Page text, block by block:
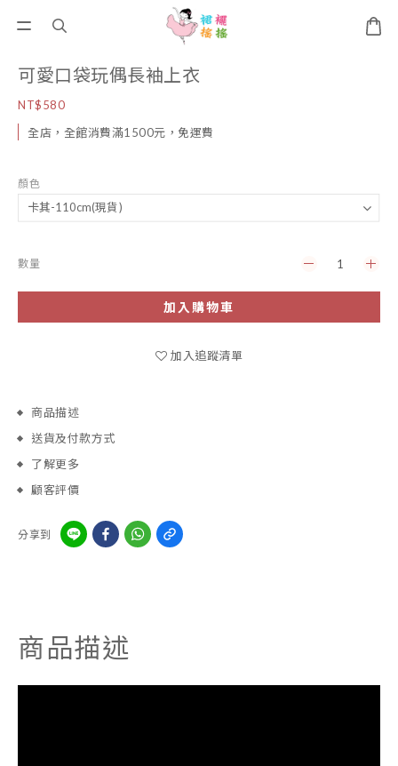
可愛口袋玩偶長袖上衣
NT$580
全店，全館消費滿1500元，免運費
顏色
數量
加入購物車
加入追蹤清單
商品描述
送貨及付款方式
了解更多
顧客評價
分享到
商品描述